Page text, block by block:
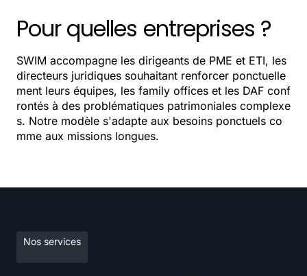
Pour quelles entreprises ?
SWIM accompagne les dirigeants de PME et ETI, les
directeurs juridiques souhaitant renforcer ponctuelle
ment leurs équipes, les family offices et les DAF conf
rontés à des problématiques patrimoniales complexe
s. Notre modèle s'adapte aux besoins ponctuels co
mme aux missions longues.
Nos services